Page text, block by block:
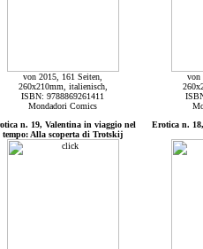
von 2015, 161 Seiten,
260x210mm, italienisch,
ISBN: 9788869261411
Mondadori Comics
von
n. 19, Valentina in viaggio nel
tempo: Alla scoperta di Trotskij
Erotica n.